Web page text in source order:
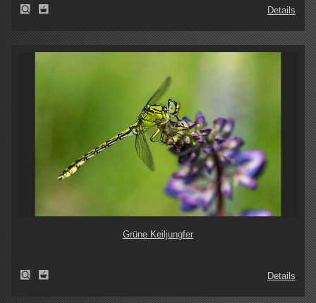
Details
Grüne Keiljungfer
Details